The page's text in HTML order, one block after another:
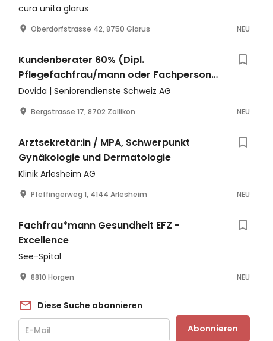
cura unita glarus
Oberdorfstrasse 42, 8750 Glarus NEU
Kundenberater 60% (Dipl.
Pflegefachfrau/mann oder Fachperson
Gesundheit), Mo-Fr zu Bürozeiten
Dovida | Seniorendienste Schweiz AG
Bergstrasse 17, 8702 Zollikon NEU
Arztsekretär:in / MPA, Schwerpunkt
Gynäkologie und Dermatologie
Klinik Arlesheim AG
Pfeffingerweg 1, 4144 Arlesheim NEU
Fachfrau*mann Gesundheit EFZ -
Excellence
See-Spital
8810 Horgen NEU
Diese Suche abonnieren
Abonnieren